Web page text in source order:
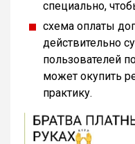
специально,
схема оплаты
действительно
пользователей
может окупить
практику.